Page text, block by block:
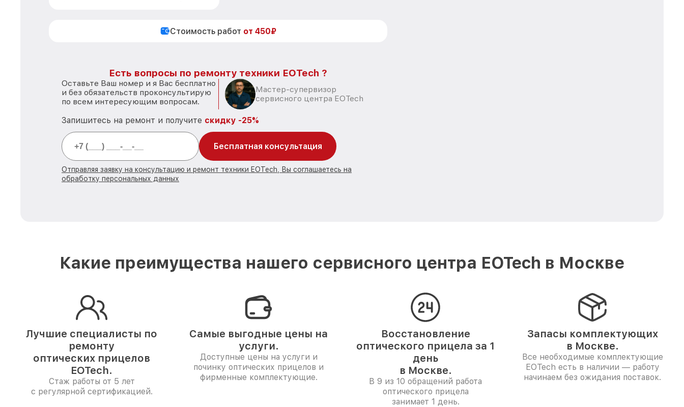
Стоимость работ от 450₽
Есть вопросы по ремонту техники EOTech ?
Оставьте Ваш номер и я Вас бесплатно
и без обязательств проконсультирую
по всем интересующим вопросам.
Мастер-супервизор
сервисного центра EOTech
Запишитесь на ремонт и получите скидку -25%
Бесплатная консультация
Отправляя заявку на консультацию и ремонт техники EOTech, Вы соглашаетесь на
обработку персональных данных
Какие преимущества нашего сервисного центра EOTech в Москве
Лучшие специалисты по
ремонту
оптических прицелов
EOTech.
Стаж работы от 5 лет
с регулярной сертификацией.
Самые выгодные цены на
услуги.
Доступные цены на услуги и
починку оптических прицелов и
фирменные комплектующие.
Восстановление
оптического прицела за 1
день
в Москве.
В 9 из 10 обращений работа
оптического прицела
занимает 1 день.
Запасы комплектующих
в Москве.
Все необходимые комплектующие
EOTech есть в наличии — работу
начинаем без ожидания поставок.